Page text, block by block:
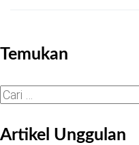
Temukan
Cari
Artikel Unggulan